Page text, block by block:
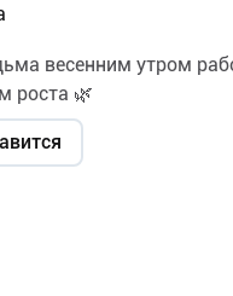
весенним утром
роста 🌿